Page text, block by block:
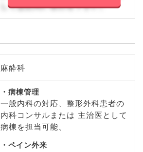
しくはお問い合わせ下さい。
麻酔科
病棟管理
一般内科の対応、整形外科患者の
内科コンサルまたは 主治医として
病棟を担当可能、
ペイン外来